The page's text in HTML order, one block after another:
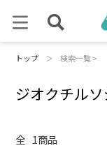
トップ ＞ 検索一覧 >
ジオクチル
全 1商品